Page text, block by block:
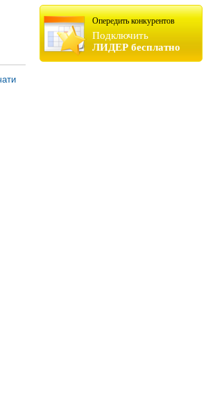
Опередить конкурентов
Подключить
ЛИДЕР бесплатно